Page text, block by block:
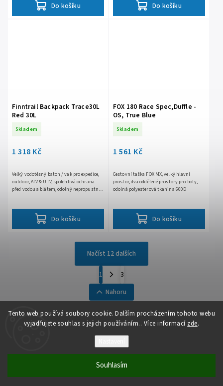
Tento web používá soubory cookie. Dalším procházením tohoto webu
vyjadřujete souhlas s jejich používáním.. Více informací zde.
Souhlasím
Do košíku Do košíku
Finntrail Backpack Trace30L
Red 30L
Skladem
1 318 Kč
Do košíku
Velký vodotěsný batoh / vak pro expedice,
outdoor, ATV & UTV, spolehlivá ochrana
před vodou a blátem, odolný nepropustný
FOX 180 Race Spec,Duffle -
OS, True Blue
Skladem
1 561 Kč
Do košíku
Cestovní taška FOX MX, velký hlavní
prostor, dva oddělené prostory pro boty,
odolná polyesterová tkanina 600D
Načíst 12 dalších
1
3
Nahoru
Auto - moto. Všechna práva vyhrazena.